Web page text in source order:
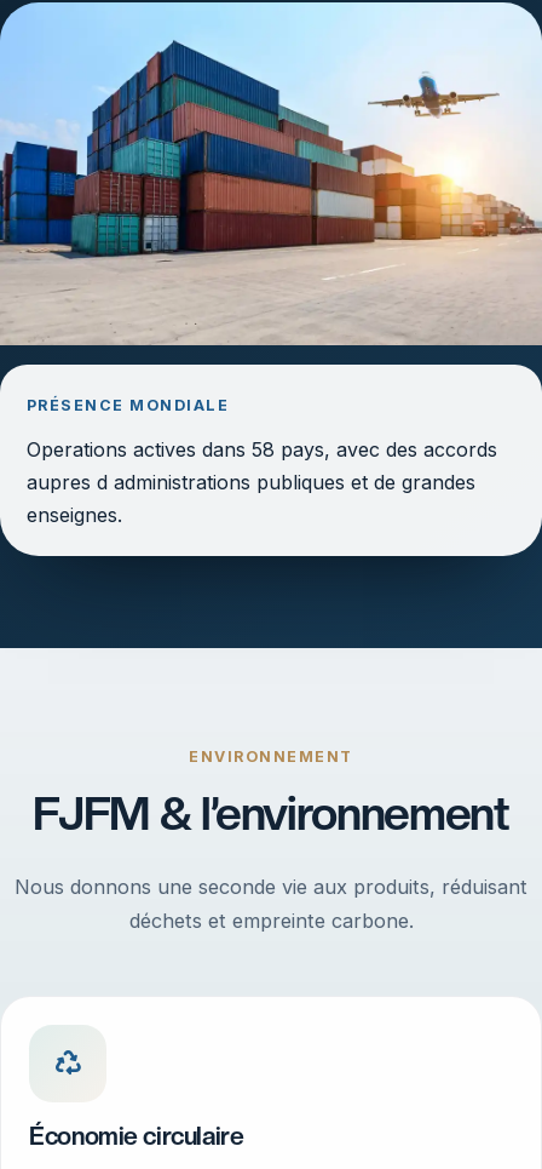
PRÉSENCE MONDIALE
Operations actives dans 58 pays, avec des accords
aupres d administrations publiques et de grandes
enseignes.
ENVIRONNEMENT
FJFM & l’environnement
Nous donnons une seconde vie aux produits, réduisant
déchets et empreinte carbone.
Économie circulaire